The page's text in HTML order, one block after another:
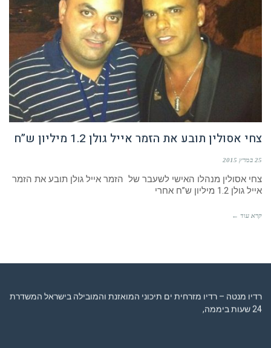
צחי אסולין תובע את הזמר אייל גולן 1.2 מיליון ש”ח
25 במרץ 2015
צחי אסולין מנהלו האישי לשעבר של הזמר אייל גולן תובע את הזמר
אייל גולן 1.2 מיליון ש”ח אחרי
קרא עוד ←
רדיו מנטה – רדיו מזרחית ים תיכוני המואזנת והמובילה בישראל המשדרת
24 שעות ביממה,